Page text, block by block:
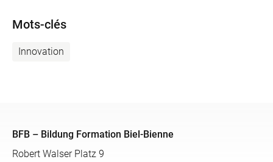
Mots-clés
Innovation
BFB – Bildung Formation Biel-Bienne
Robert Walser Platz 9